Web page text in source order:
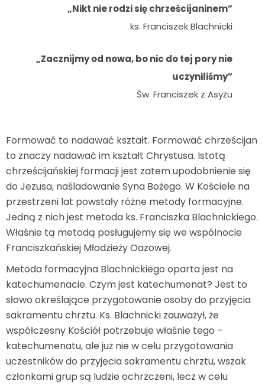
„Nikt nie rodzi się chrześcijaninem”
ks. Franciszek Blachnicki
„Zacznijmy od nowa, bo nic do tej pory nie
uczyniliśmy”
Św. Franciszek z Asyżu
Formować to nadawać kształt. Formować chrześcijan
to znaczy nadawać im kształt Chrystusa. Istotą
chrześcijańskiej formacji jest zatem upodobnienie się
do Jezusa, naśladowanie Syna Bożego. W Kościele na
przestrzeni lat powstały różne metody formacyjne.
Jedną z nich jest metoda ks. Franciszka Blachnickiego.
Właśnie tą metodą posługujemy się we wspólnocie
Franciszkańskiej Młodzieży Oazowej.
Metoda formacyjna Blachnickiego oparta jest na
katechumenacie. Czym jest katechumenat? Jest to
słowo określające przygotowanie osoby do przyjęcia
sakramentu chrztu. Ks. Blachnicki zauważył, że
współczesny Kościół potrzebuje właśnie tego –
katechumenatu, ale już nie w celu przygotowania
uczestników do przyjęcia sakramentu chrztu, wszak
członkami grup są ludzie ochrzczeni, lecz w celu